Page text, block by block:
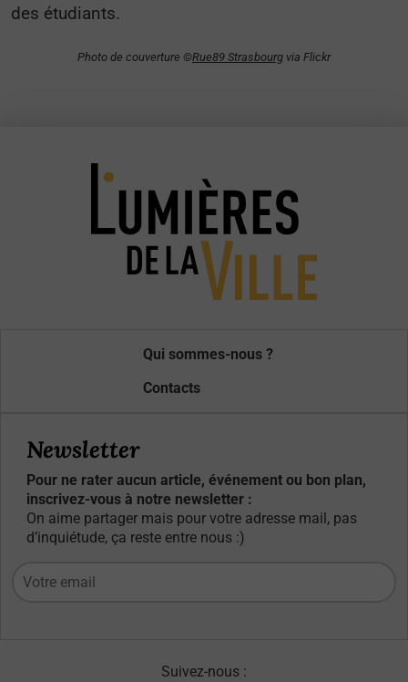
des étudiants.
Photo de couverture ©️Rue89 Strasbourg via Flickr
Qui sommes-nous ?
Contacts
Newsletter
Pour ne rater aucun article, événement ou bon plan,
inscrivez-vous à notre newsletter :
On aime partager mais pour votre adresse mail, pas
d’inquiétude, ça reste entre nous :)
Suivez-nous :